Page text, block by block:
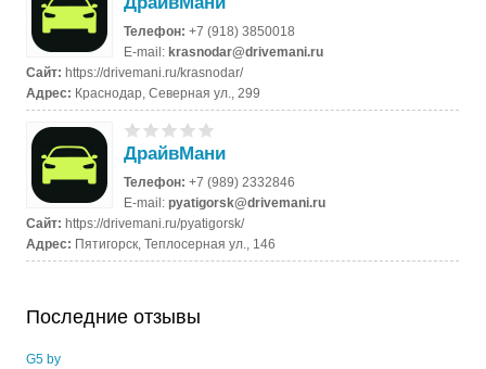
Телефон:+7 (918) 3850018
E-mail:krasnodar@drivemani.ru
Сайт:https://drivemani.ru/krasnodar/
Адрес: Краснодар, Северная ул., 299
ДрайвМани
Телефон:+7 (989) 2332846
E-mail:pyatigorsk@drivemani.ru
Сайт:https://drivemani.ru/pyatigorsk/
Адрес: Пятигорск, Теплосерная ул., 146
Последние отзывы
G5 by